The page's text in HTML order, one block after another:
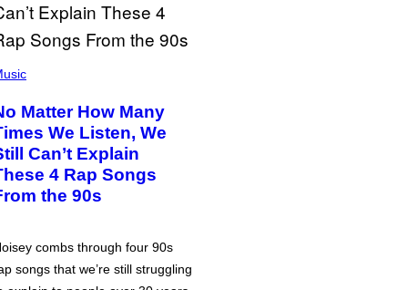
Matter How Many
We Listen, We
Can’t Explain
4 Rap Songs
the 90s
combs through four 90s
songs that we’re still struggling